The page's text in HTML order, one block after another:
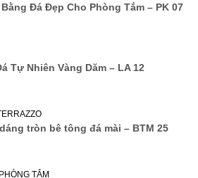
Đá Đẹp Cho Phòng Tắm – PK 07
Tự Nhiên Vàng Dăm – LA 12
tròn bê tông đá mài – BTM 25
TẮM